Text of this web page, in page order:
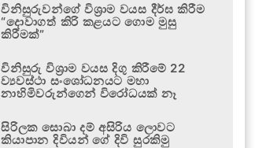
විනිසුරුවන්ගේ විශ්‍රාම වයස දීර්ඝ කිරීම
“දොවාගත් කිරි කළයට ගොම මුසු
කිරීමක්”
විනිසුරු විශ්‍රාම වයස දිගු කිරීමේ 22
ව්‍යවස්ථා සංශෝධනයට මහා
නාහිමිවරුන්ගෙන් විරෝධයක් නෑ
සිරිලක සොබා දම් අසිරිය ලොවට
කියාපාන දිවියන් ගේ දිවි සුරකිමු